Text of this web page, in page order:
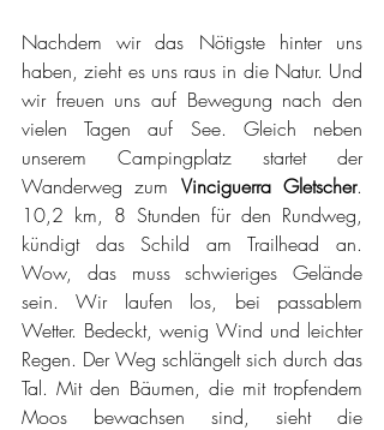
Nachdem wir das Nötigste hinter uns
haben, zieht es uns raus in die Natur. Und
wir freuen uns auf Bewegung nach den
vielen Tagen auf See. Gleich neben
unserem Campingplatz startet der
Wanderweg zum Vinciguerra Gletscher.
10,2 km, 8 Stunden für den Rundweg,
kündigt das Schild am Trailhead an.
Wow, das muss schwieriges Gelände
sein. Wir laufen los, bei passablem
Wetter. Bedeckt, wenig Wind und leichter
Regen. Der Weg schlängelt sich durch das
Tal. Mit den Bäumen, die mit tropfendem
Moos bewachsen sind, sieht die